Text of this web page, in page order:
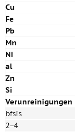
Cu
Fe
Pb
Mn
Ni
al
Zn
Si
Verunreinigungen
bfsis
2−4